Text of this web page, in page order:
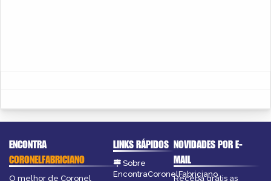
ENCONTRA
CORONELFABRICIANO
O melhor de Coronel
LINKS RÁPIDOS
Sobre
EncontraCoronelFabriciano
NOVIDADES POR E-
MAIL
Receba grátis as